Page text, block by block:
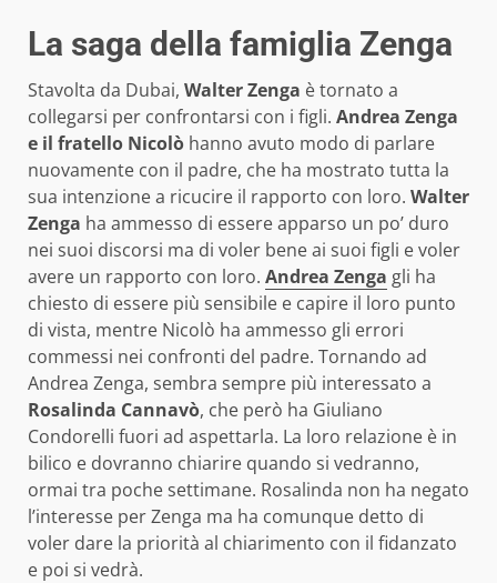
La saga della famiglia Zenga
Stavolta da Dubai, Walter Zenga è tornato a
collegarsi per confrontarsi con i figli. Andrea Zenga
e il fratello Nicolò hanno avuto modo di parlare
nuovamente con il padre, che ha mostrato tutta la
sua intenzione a ricucire il rapporto con loro. Walter
Zenga ha ammesso di essere apparso un po’ duro
nei suoi discorsi ma di voler bene ai suoi figli e voler
avere un rapporto con loro. Andrea Zenga gli ha
chiesto di essere più sensibile e capire il loro punto
di vista, mentre Nicolò ha ammesso gli errori
commessi nei confronti del padre. Tornando ad
Andrea Zenga, sembra sempre più interessato a
Rosalinda Cannavò, che però ha Giuliano
Condorelli fuori ad aspettarla. La loro relazione è in
bilico e dovranno chiarire quando si vedranno,
ormai tra poche settimane. Rosalinda non ha negato
l’interesse per Zenga ma ha comunque detto di
voler dare la priorità al chiarimento con il fidanzato
e poi si vedrà.